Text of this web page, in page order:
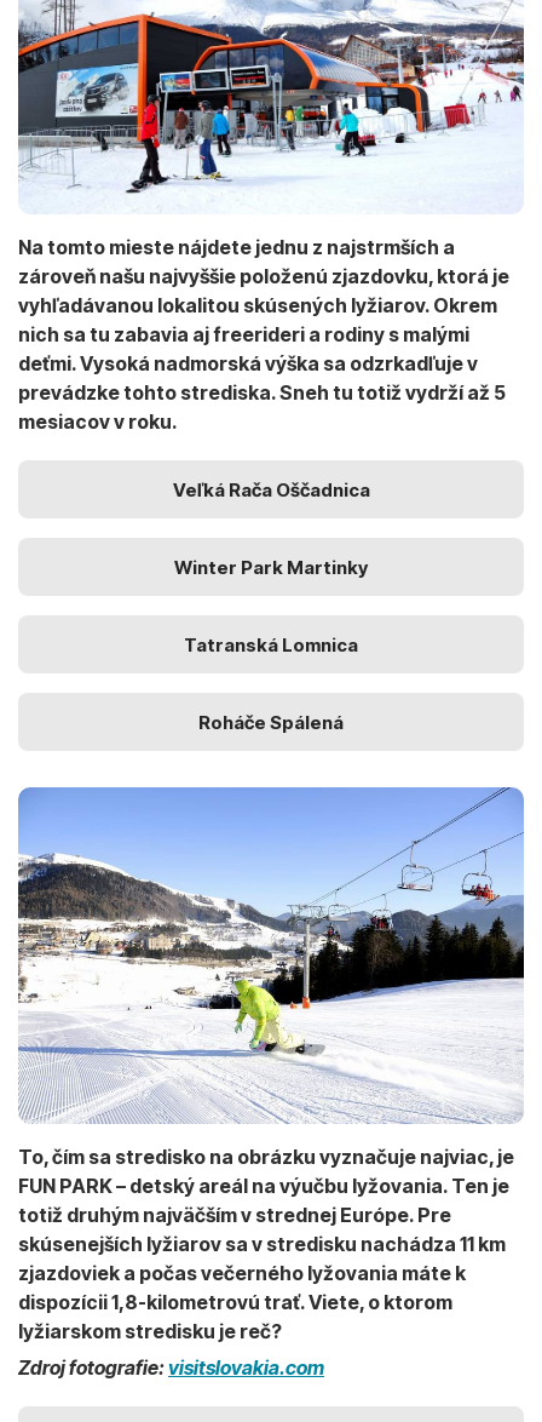
Na tomto mieste nájdete jednu z najstrmších a
zároveň našu najvyššie položenú zjazdovku, ktorá je
vyhľadávanou lokalitou skúsených lyžiarov. Okrem
nich sa tu zabavia aj freerideri a rodiny s malými
deťmi. Vysoká nadmorská výška sa odzrkadľuje v
prevádzke tohto strediska. Sneh tu totiž vydrží až 5
mesiacov v roku.
Veľká Rača Oščadnica
Winter Park Martinky
Tatranská Lomnica
Roháče Spálená
To, čím sa stredisko na obrázku vyznačuje najviac, je
FUN PARK – detský areál na výučbu lyžovania. Ten je
totiž druhým najväčším v strednej Európe. Pre
skúsenejších lyžiarov sa v stredisku nachádza 11 km
zjazdoviek a počas večerného lyžovania máte k
dispozícii 1,8-kilometrovú trať. Viete, o ktorom
lyžiarskom stredisku je reč?
Zdroj fotografie:visitslovakia.com